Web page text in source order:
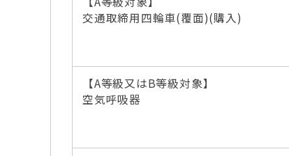
交通取締用四輪車(覆面)(購入)
【A等級又はB等級対象】
空気呼吸器